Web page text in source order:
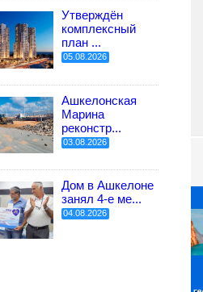
Утверждён
комплексный
план ...
05.08.2026
Ашкелонская
Марина
реконстр...
03.08.2026
Дом в Ашкелоне
занял 4-е ме...
04.08.2026